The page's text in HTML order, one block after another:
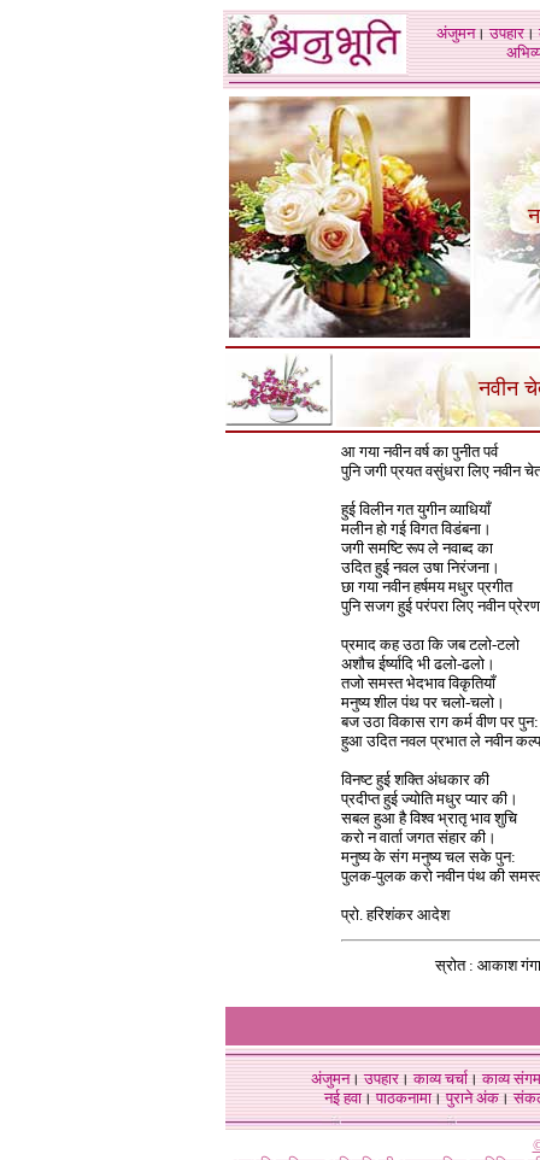
अंजुमन।उपहार।
नवीन
आ गया नवीन वर्ष का पुनीत पर्व
पुनि जगी प्रयत वसुंधरा लिए नवीन
हुई विलीन गत युगीन व्याधियाँ
मलीन हो गई विगत विडंबना।
जगी समष्टि रूप ले नवाब्द का
उदित हुई नवल उषा निरंजना।
छा गया नवीन हर्षमय मधुर प्रगीत
पुनि सजग हुई परंपरा लिए नवीन
प्रमाद कह उठा कि जब टलो-टलो
अशौच ईर्ष्यादि भी ढलो-ढलो।
तजो समस्त भेदभाव विकृतियाँ
मनुष्य शील पंथ पर चलो-चलो।
बज उठा विकास राग कर्म वीण पर पुन:
हुआ उदित नवल प्रभात ले नवीन
विनष्ट हुई शक्ति अंधकार की
प्रदीप्त हुई ज्योति मधुर प्यार की।
सबल हुआ है विश्व भ्रातृ भाव शुचि
करो न वार्ता जगत संहार की।
मनुष्य के संग मनुष्य चल सके पुन:
पुलक-पुलक करो नवीन पंथ की
प्रो. हरिशंकर आदेश
स्रोत : आकाश
अंजुमन।उपहार।काव्य चर्चा।काव्य संगम
नई हवा। पाठकनामा। पुराने अंक।